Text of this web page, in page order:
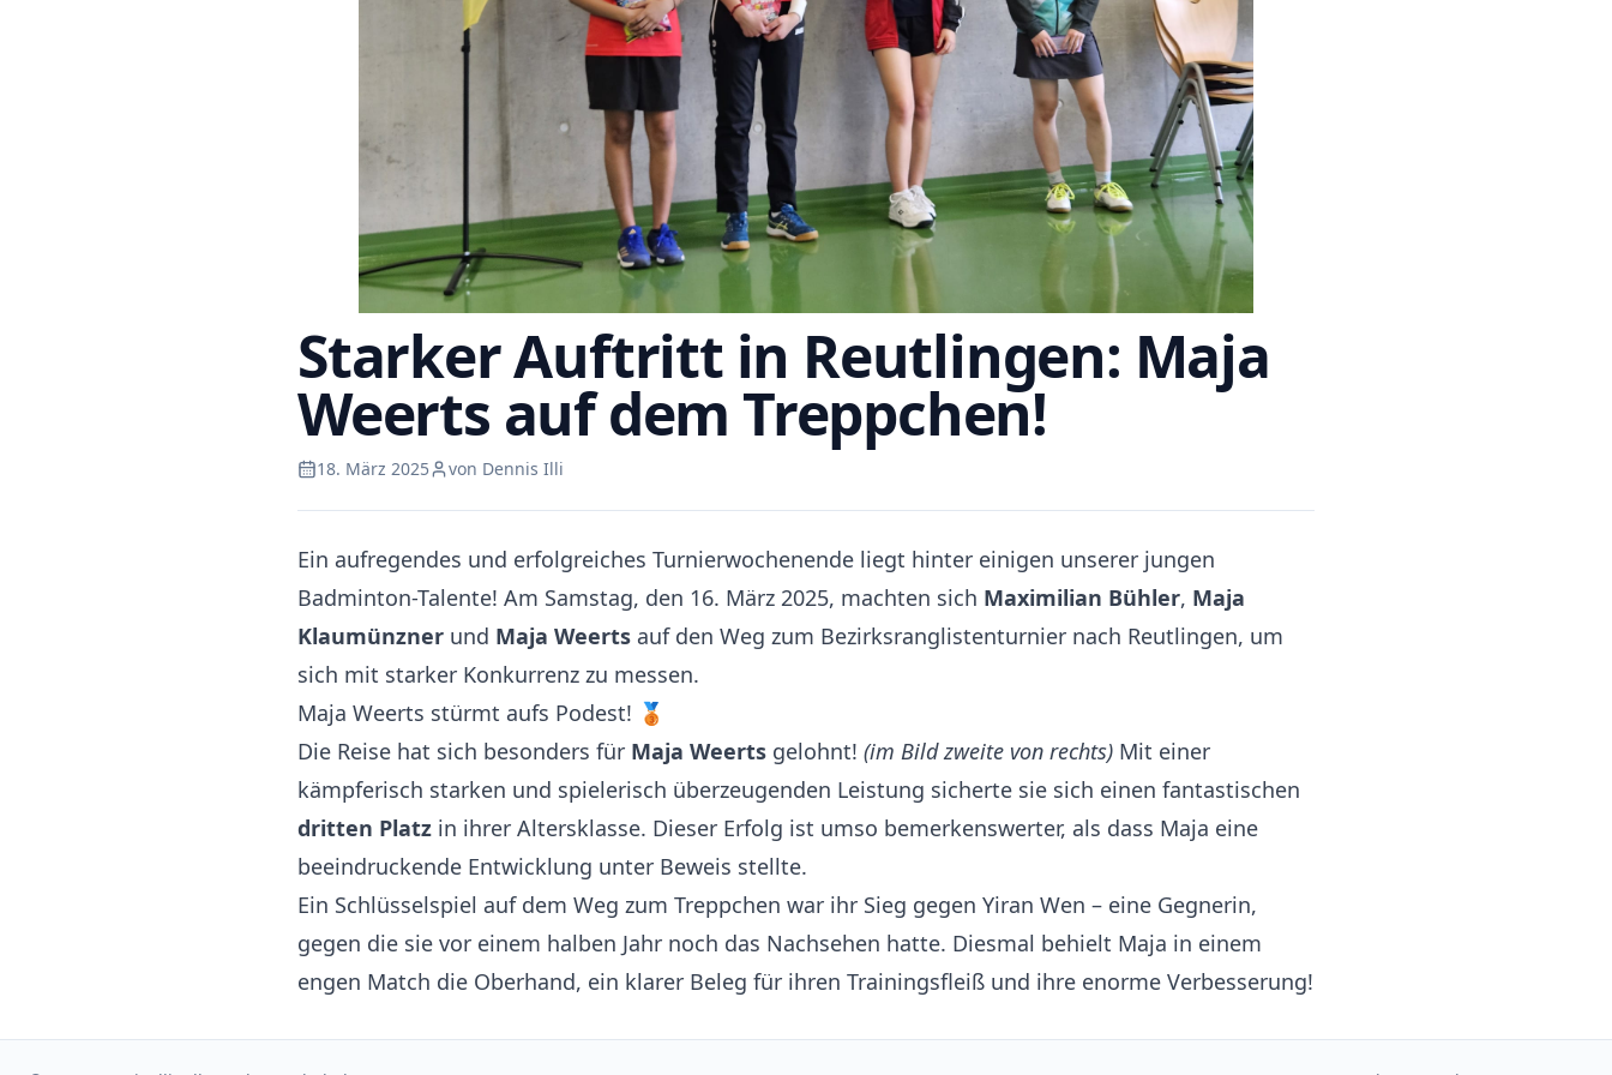
Starker Auftritt in Reutlingen: Maja
Weerts auf dem Treppchen!
18. März 2025 von Dennis Illi
Ein aufregendes und erfolgreiches Turnierwochenende liegt hinter einigen unserer jungen
Badminton-Talente! Am Samstag, den 16. März 2025, machten sich Maximilian Bühler, Maja
Klaumünzner und Maja Weerts auf den Weg zum Bezirksranglistenturnier nach Reutlingen, um
sich mit starker Konkurrenz zu messen.
Maja Weerts stürmt aufs Podest! 🥉
Die Reise hat sich besonders für Maja Weerts gelohnt! (im Bild zweite von rechts) Mit einer
kämpferisch starken und spielerisch überzeugenden Leistung sicherte sie sich einen fantastischen
dritten Platz in ihrer Altersklasse. Dieser Erfolg ist umso bemerkenswerter, als dass Maja eine
beeindruckende Entwicklung unter Beweis stellte.
Ein Schlüsselspiel auf dem Weg zum Treppchen war ihr Sieg gegen Yiran Wen – eine Gegnerin,
gegen die sie vor einem halben Jahr noch das Nachsehen hatte. Diesmal behielt Maja in einem
engen Match die Oberhand, ein klarer Beleg für ihren Trainingsfleiß und ihre enorme Verbesserung!